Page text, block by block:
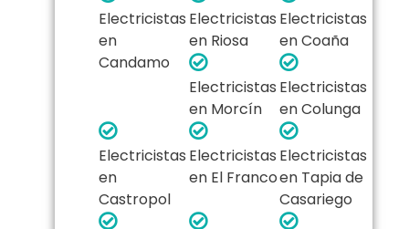
Electricistas
en
Candamo
Electricistas
en Riosa
Electricistas
en Coaña
Electricistas
en Morcín
Electricistas
en Colunga
Electricistas
en
Castropol
Electricistas
en El Franco
Electricistas
en Tapia de
Casariego